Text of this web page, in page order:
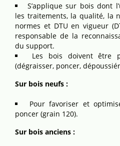
S’applique sur bois dont
les traitements, la qualité, la
normes et DTU en vigueur
responsable de la
du support.
Les bois doivent être
(dégraisser, poncer,
Sur bois neufs :
Pour favoriser et
poncer (grain 120).
Sur bois anciens :